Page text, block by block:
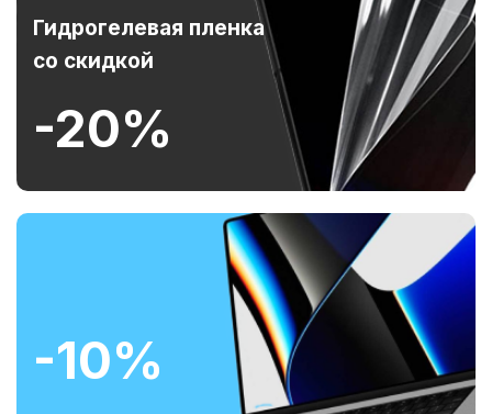
Гидрогелевая пленка
со скидкой
-20%
-10%